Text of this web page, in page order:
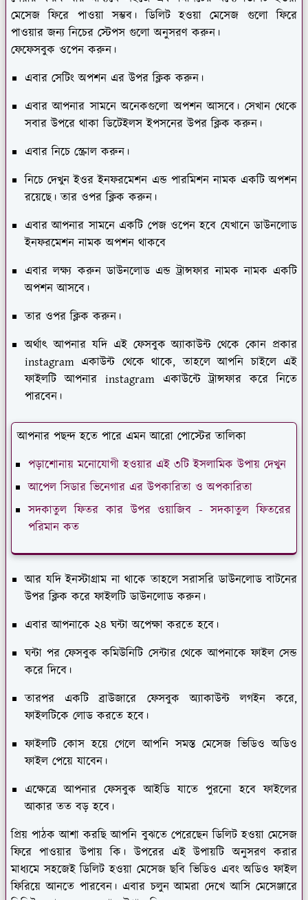
মেসেজ ফিরে পাওয়া সম্ভব। ডিলিট হওয়া মেসেজ গুলো ফিরে
পাওয়ার জন্য নিচের স্টেপস গুলো অনুসরণ করুন।
ফেফেসবুক ওপেন করুন।
এবার সেটিং অপশন এর উপর ক্লিক করুন।
এবার আপনার সামনে অনেকগুলো অপশন আসবে। সেখান থেকে
সবার উপরে থাকা ডিটেইলস ইপসনের উপর ক্লিক করুন।
এবার নিচে স্ক্রোল করুন।
নিচে দেখুন ইওর ইনফরমেশন এন্ড পারমিশন নামক একটি অপশন
রয়েছে। তার ওপর ক্লিক করুন।
এবার আপনার সামনে একটি পেজ ওপেন হবে যেখানে ডাউনলোড
ইনফরমেশন নামক অপশন থাকবে
এবার লক্ষ্য করুন ডাউনলোড এন্ড ট্রান্সফার নামক নামক একটি
অপশন আসবে।
তার ওপর ক্লিক করুন।
অর্থাৎ আপনার যদি এই ফেসবুক অ্যাকাউন্ট থেকে কোন প্রকার
instagram একাউন্ট থেকে থাকে, তাহলে আপনি চাইলে এই
ফাইলটি আপনার instagram একাউন্টে ট্রান্সফার করে নিতে
পারবেন।
আপনার পছন্দ হতে পারে এমন আরো পোস্টের তালিকা
পড়াশোনায় মনোযোগী হওয়ার এই ৩টি ইসলামিক উপায় দেখুন
আপেল সিডার ভিনেগার এর উপকারিতা ও অপকারিতা
সদকাতুল ফিতর কার উপর ওয়াজিব - সদকাতুল ফিতরের
পরিমান কত
আর যদি ইনস্টাগ্রাম না থাকে তাহলে সরাসরি ডাউনলোড বাটনের
উপর ক্লিক করে ফাইলটি ডাউনলোড করুন।
এবার আপনাকে ২৪ ঘন্টা অপেক্ষা করতে হবে।
ঘন্টা পর ফেসবুক কমিউনিটি সেন্টার থেকে আপনাকে ফাইল সেন্ড
করে দিবে।
তারপর একটি ব্রাউজারে ফেসবুক অ্যাকাউন্ট লগইন করে,
ফাইলটিকে লোড করতে হবে।
ফাইলটি কোস হয়ে গেলে আপনি সমস্ত মেসেজ ভিডিও অডিও
ফাইল পেয়ে যাবেন।
এক্ষেত্রে আপনার ফেসবুক আইডি যাতে পুরনো হবে ফাইলের
আকার তত বড় হবে।
প্রিয় পাঠক আশা করছি আপনি বুঝতে পেরেছেন ডিলিট হওয়া মেসেজ
ফিরে পাওয়ার উপায় কি। উপরের এই উপায়টি অনুসরণ করার
মাধ্যমে সহজেই ডিলিট হওয়া মেসেজ ছবি ভিডিও এবং অডিও ফাইল
ফিরিয়ে আনতে পারবেন। এবার চলুন আমরা দেখে আসি মেসেঞ্জারে